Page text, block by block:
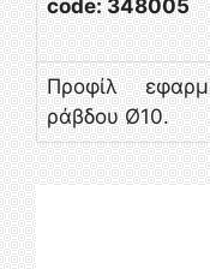
code: 348005
Προφίλ
ράβδου Ø10.